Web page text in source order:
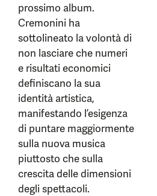
prossimo album.
Cremonini ha
sottolineato la volontà di
non lasciare che numeri
e risultati economici
definiscano la sua
identità artistica,
manifestando l’esigenza
di puntare maggiormente
sulla nuova musica
piuttosto che sulla
crescita delle dimensioni
degli spettacoli.